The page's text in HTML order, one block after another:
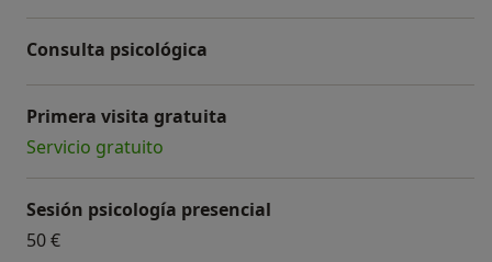
Consulta psicológica
Primera visita gratuita
Servicio gratuito
Sesión psicología presencial
50 €